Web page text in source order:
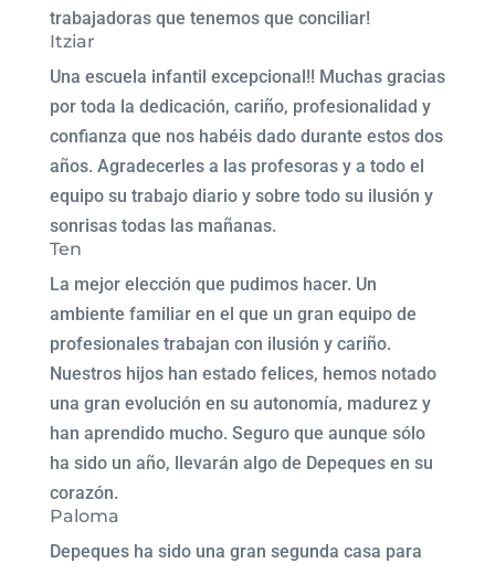
trabajadoras que tenemos que conciliar!
Itziar
Una escuela infantil excepcional!! Muchas gracias
por toda la dedicación, cariño, profesionalidad y
confianza que nos habéis dado durante estos dos
años. Agradecerles a las profesoras y a todo el
equipo su trabajo diario y sobre todo su ilusión y
sonrisas todas las mañanas.
Ten
La mejor elección que pudimos hacer. Un
ambiente familiar en el que un gran equipo de
profesionales trabajan con ilusión y cariño.
Nuestros hijos han estado felices, hemos notado
una gran evolución en su autonomía, madurez y
han aprendido mucho. Seguro que aunque sólo
ha sido un año, llevarán algo de Depeques en su
corazón.
Paloma
Depeques ha sido una gran segunda casa para